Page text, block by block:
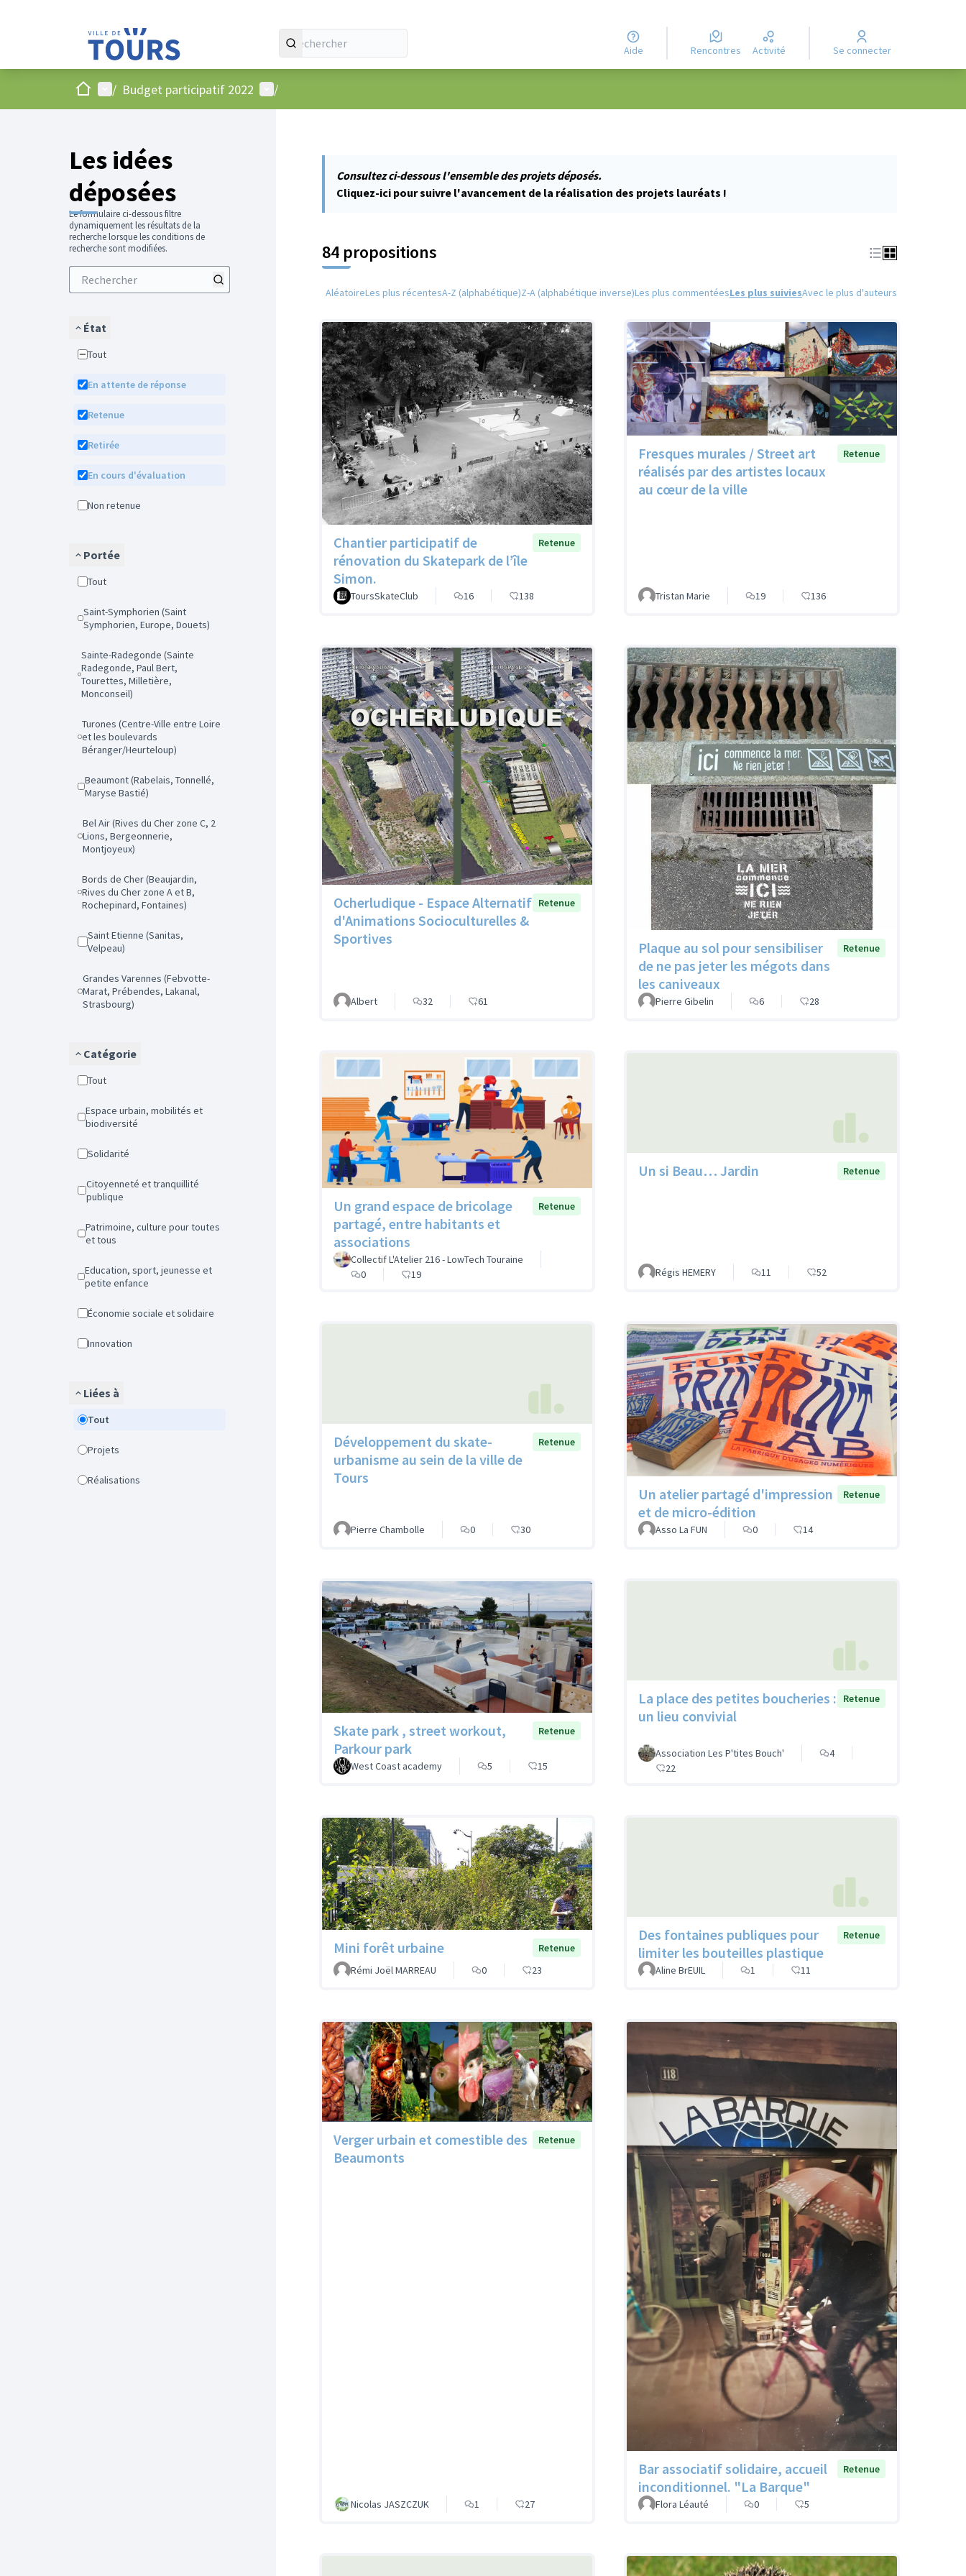
Aide Rencontres Activité Se connecter
AccueilMenu principal
/ Budget participatif 2022 Menu utilisateur
/
Les idées
déposées
Le formulaire ci-dessous filtre
dynamiquement les résultats de la
recherche lorsque les conditions de
recherche sont modifiées.
État
Tout
En attente de réponse
Retenue
Retirée
En cours d'évaluation
Non retenue
Portée
Tout
Saint-Symphorien (Saint
Symphorien, Europe, Douets)
Sainte-Radegonde (Sainte
Radegonde, Paul Bert,
Tourettes, Milletière,
Monconseil)
Turones (Centre-Ville entre Loire
et les boulevards
Béranger/Heurteloup)
Beaumont (Rabelais, Tonnellé,
Maryse Bastié)
Bel Air (Rives du Cher zone C, 2
Lions, Bergeonnerie,
Montjoyeux)
Bords de Cher (Beaujardin,
Rives du Cher zone A et B,
Rochepinard, Fontaines)
Saint Etienne (Sanitas,
Velpeau)
Grandes Varennes (Febvotte-
Marat, Prébendes, Lakanal,
Strasbourg)
Catégorie
Tout
Espace urbain, mobilités et
biodiversité
Solidarité
Citoyenneté et tranquillité
publique
Patrimoine, culture pour toutes
et tous
Education, sport, jeunesse et
petite enfance
Économie sociale et solidaire
Innovation
Liées à
Tout
Projets
Réalisations
Consultez ci-dessous l'ensemble des projets déposés.
Cliquez-ici pour suivre l'avancement de la réalisation des projets lauréats !
84 propositions
AléatoireLes plus récentesA-Z (alphabétique)Z-A (alphabétique inverse)Les plus commentéesLes plus suiviesAvec le plus d'auteurs
Chantier participatif de
rénovation du Skatepark de l’île
Simon.
Retenue
ToursSkateClub 16 138
Fresques murales / Street art
réalisés par des artistes locaux
au cœur de la ville
Retenue
Tristan Marie 19 136
Ocherludique - Espace Alternatif
d'Animations Socioculturelles &
Sportives
Retenue
Albert 32 61
Plaque au sol pour sensibiliser
de ne pas jeter les mégots dans
les caniveaux
Retenue
Pierre Gibelin 6 28
Un grand espace de bricolage
partagé, entre habitants et
associations
Retenue
Collectif L'Atelier 216 - LowTech Touraine
0
19
Un si Beau… Jardin Retenue
Régis HEMERY 11 52
Développement du skate-
urbanisme au sein de la ville de
Tours
Retenue
Pierre Chambolle 0 30
Un atelier partagé d'impression
et de micro-édition
Retenue
Asso La FUN 0 14
Skate park , street workout,
Parkour park
Retenue
West Coast academy 5 15
La place des petites boucheries :
un lieu convivial
Retenue
Association Les P'tites Bouch'
4
22
Mini forêt urbaine
Retenue
Rémi Joël MARREAU
0 23
Des fontaines publiques pour
limiter les bouteilles plastique
Retenue
Aline BrEUIL 1 11
Verger urbain et comestible des
Beaumonts
Retenue
Nicolas JASZCZUK 1 27
Bar associatif solidaire, accueil
inconditionnel. "La Barque"
Retenue
Flora Léauté 0 5